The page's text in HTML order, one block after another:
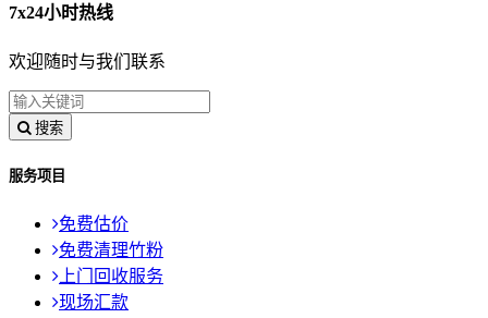
7x24小时热线
欢迎随时与我们联系
搜索
服务项目
免费估价
免费清理竹粉
上门回收服务
现场汇款